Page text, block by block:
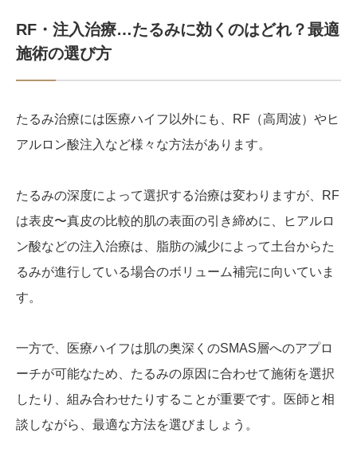
RF・注入治療…たるみに効くのはどれ？最適
施術の選び方
たるみ治療には医療ハイフ以外にも、RF（高周波）やヒ
アルロン酸注入など様々な方法があります。
たるみの深度によって選択する治療は変わりますが、RF
は表皮〜真皮の比較的肌の表面の引き締めに、ヒアルロ
ン酸などの注入治療は、脂肪の減少によって土台からた
るみが進行している場合のボリューム補完に向いていま
す。
一方で、医療ハイフは肌の奥深くのSMAS層へのアプロ
ーチが可能なため、たるみの原因に合わせて施術を選択
したり、組み合わせたりすることが重要です。医師と相
談しながら、最適な方法を選びましょう。